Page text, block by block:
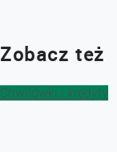
Zobacz też
Chwilówki i kredyty